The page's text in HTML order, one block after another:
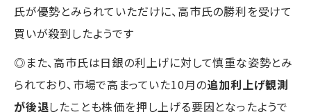
氏が優勢とみられていただけに、高市氏の勝利を受けて
買いが殺到したようです
◎また、高市氏は日銀の利上げに対して慎重な姿勢とみ
られており、市場で高まっていた10月の追加利上げ観測
が後退したことも株価を押し上げる要因となったようで